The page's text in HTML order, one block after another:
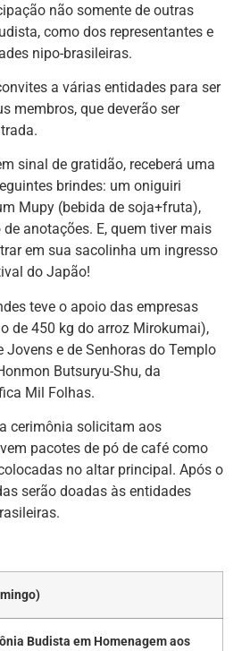
não somente de outras
como dos representantes e
nipo-brasileiras.
a várias entidades para ser
membros, que deverão ser
sinal de gratidão, receberá uma
brindes: um oniguiri
Mupy (bebida de soja+fruta),
anotações. E, quem tiver mais
em sua sacolinha um ingresso
do Japão!
teve o apoio das empresas
de 450 kg do arroz Mirokumai),
Jovens e de Senhoras do Templo
Butsuryu-Shu, da
Mil Folhas.
cerimônia solicitam aos
pacotes de pó de café como
no altar principal. Após o
serão doadas às entidades
Budista em Homenagem aos